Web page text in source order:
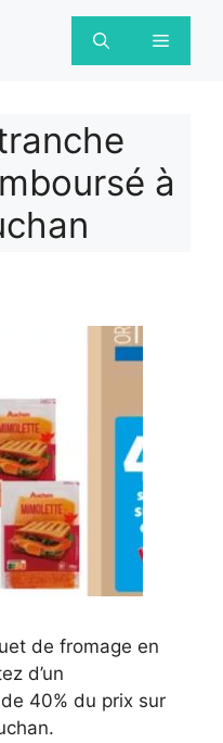
Menu
à
de fromage en
d’un
40% du prix sur